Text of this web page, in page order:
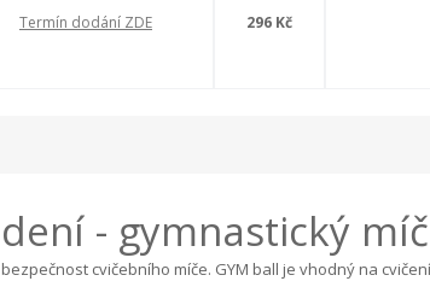
Termín dodání ZDE 296 Kč
- gymnastický
cvičebního míče. GYM ball je vhodný na